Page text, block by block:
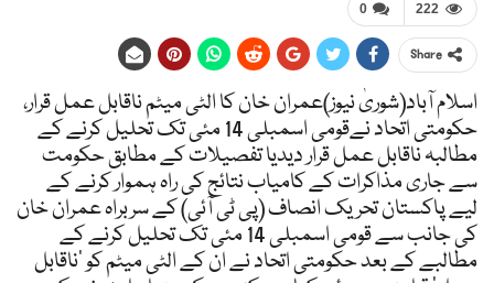
0 222
Share
اسلام آباد(شوریٰ نیوز)عمران خان کا الٹی میٹم ناقابل عمل قرار،
حکومتی اتحاد نےقومی اسمبلی 14 مئی تک تحلیل کرنے کے
مطالبہ ناقابل عمل قرار دیدیا تفصیلات کے مطابق حکومت
سے جاری مذاکرات کے کامیاب نتائج کی راہ ہموار کرنے کے
لیے پاکستان تحریک انصاف (پی ٹی آئی) کے سربراہ عمران خان
کی جانب سے قومی اسمبلی 14 مئی تک تحلیل کرنے کے
مطالبے کے بعد حکومتی اتحاد نے ان کے الٹی میٹم کو ’ناقابل